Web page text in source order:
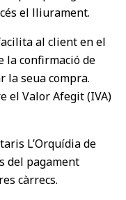
el lliurament.
al client en el
la confirmació de
la seua compra.
el Valor Afegit (IVA)
L’Orquídia de
del pagament
càrrecs.